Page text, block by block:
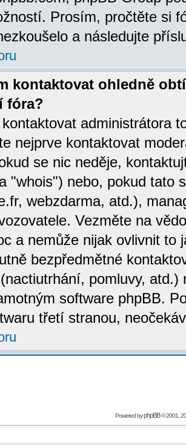
Prosím, pročtěte si
a následujte
kontaktovat ohledně
fóra?
administrátora
nejprve kontaktovat
se nic neděje,
"whois") nebo, pokud tato
webzdarma, atd.),
Vezměte na
a nemůže nijak ovlivnit to
bezpředmětné
pomluvy,
software phpBB.
třetí stranou,
Powered byphpBB© 2001,